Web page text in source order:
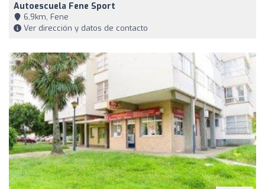
Autoescuela Fene Sport
6,9km, Fene
Ver dirección y datos de contacto